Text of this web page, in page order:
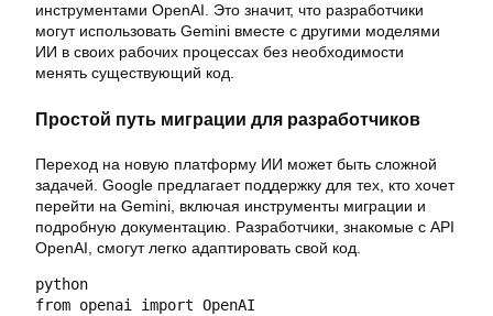
инструментами OpenAI. Это значит, что разработчики
могут использовать Gemini вместе с другими моделями
ИИ в своих рабочих процессах без необходимости
менять существующий код.
Простой путь миграции для разработчиков
Переход на новую платформу ИИ может быть сложной
задачей. Google предлагает поддержку для тех, кто хочет
перейти на Gemini, включая инструменты миграции и
подробную документацию. Разработчики, знакомые с API
OpenAI, смогут легко адаптировать свой код.
python
from openai import OpenAI